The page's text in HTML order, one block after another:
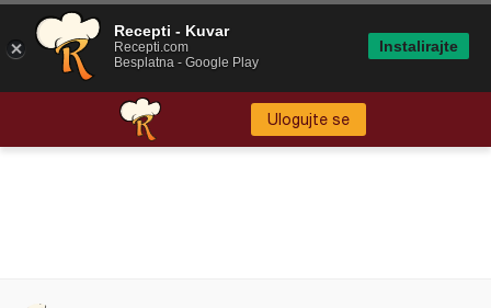
Ulogujte se
Recepti - Kuvar
Recepti.com
Besplatna - Google Play
Instalirajte